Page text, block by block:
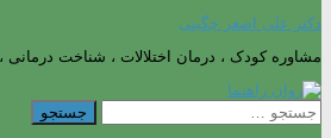
دکتر علی اصغر چگینی
مشاوره کودک ، درمان اختلالات ، شناخت درمانی
جستجو
برای: